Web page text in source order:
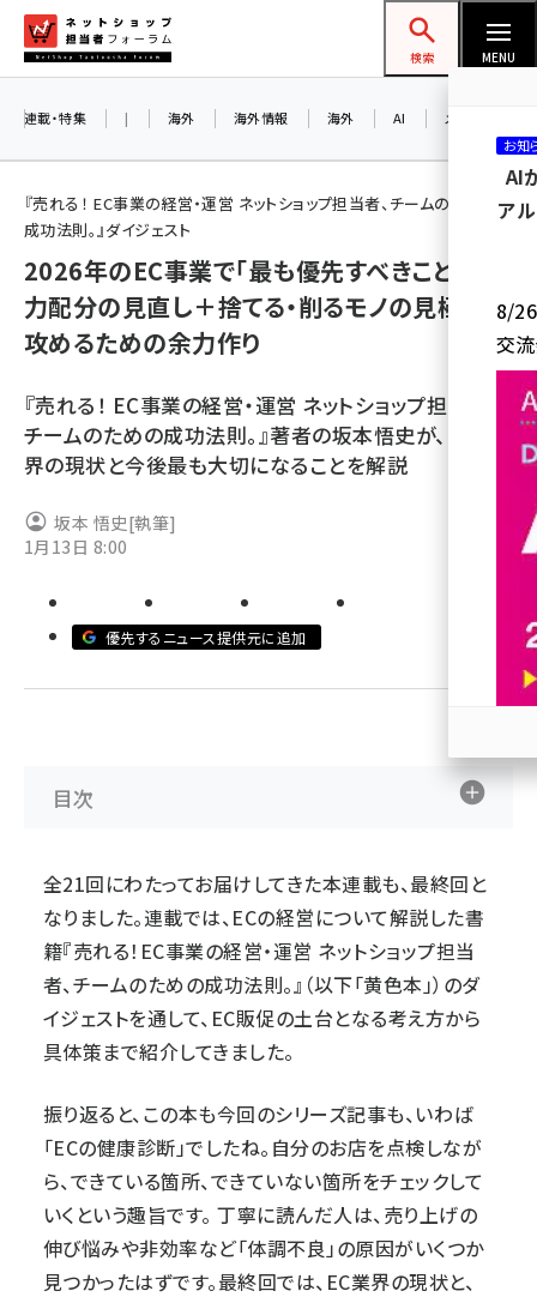
ン
ネットショップ担当者フォーラム
検索 MENU
amazon (2236)
yahoo (1896)
楽天 (1865)
ecbeing (1204)
アスクル (1112)
ビィ・フォアード (769)
連載・特集 | 海外 海外情報 海外 AI メタバース
『売れる！ EC事業の経営・運営 ネットショップ担当者、チームのための
成功法則。』ダイジェスト
2026年のEC事業で「最も優先すべきこと」は、
力配分の見直し＋捨てる・削るモノの見極め＋
攻めるための余力作り
『売れる！ EC事業の経営・運営 ネットショップ担当者、
チームのための成功法則。』著者の坂本悟史が、EC業
界の現状と今後最も大切になることを解説
坂本 悟史[執筆]
1月13日 8:00
優先するニュース提供元に追加
目次
全21回にわたってお届けしてきた本連載も、最終回と
なりました。連載では、ECの経営について解説した書
籍『売れる！EC事業の経営・運営 ネットショップ担当
者、チームのための成功法則。』（以下「黄色本」）のダ
イジェストを通して、EC販促の土台となる考え方から
具体策まで紹介してきました。
振り返ると、この本も今回のシリーズ記事も、いわば
「ECの健康診断」でしたね。自分のお店を点検しなが
ら、できている箇所、できていない箇所をチェックして
いくという趣旨です。 丁寧に読んだ人は、売り上げの
伸び悩みや非効率など「体調不良」の原因がいくつか
見つかったはずです。最終回では、EC業界の現状と、
お知
AI
ア
8/26
交
参